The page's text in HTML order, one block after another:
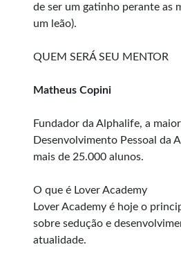
de ser um gatinho perante as
um leão).
QUEM SERÁ SEU MENTOR
Matheus Copini
Fundador da Alphalife, a
Desenvolvimento Pessoal da
mais de 25.000 alunos.
O que é Lover Academy
Lover Academy é hoje o
sobre sedução e
atualidade.